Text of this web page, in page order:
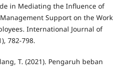
in Mediating the Influence of
Support on the Work
International Journal of
782-798.
T. (2021). Pengaruh beban